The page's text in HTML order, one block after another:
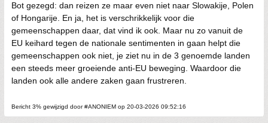
Bot gezegd: dan reizen ze maar even niet naar Slowakije, Polen
of Hongarije. En ja, het is verschrikkelijk voor die
gemeenschappen daar, dat vind ik ook. Maar nu zo vanuit de
EU keihard tegen de nationale sentimenten in gaan helpt die
gemeenschappen ook niet, je ziet nu in de 3 genoemde landen
een steeds meer groeiende anti-EU beweging. Waardoor die
landen ook alle andere zaken gaan frustreren.
Bericht 3% gewijzigd door #ANONIEM op 20-03-2026 09:52:16